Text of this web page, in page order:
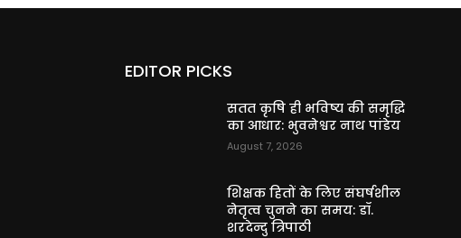
EDITOR PICKS
सतत कृषि ही भविष्य की समृद्धि
का आधार: भुवनेश्वर नाथ पांडेय
August 7, 2026
शिक्षक हितों के लिए संघर्षशील
नेतृत्व चुनने का समय: डॉ.
शरदेन्दु त्रिपाठी